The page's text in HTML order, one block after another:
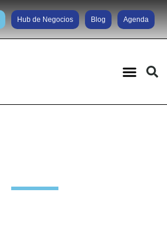
Hub de Negocios Blog Agenda